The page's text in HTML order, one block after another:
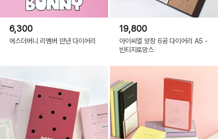
6,300
에스더버니 리멤버 만년 다이어리
19,800
아이씨엘 양장 6공 다이어리 A5 -
빈티지로망스